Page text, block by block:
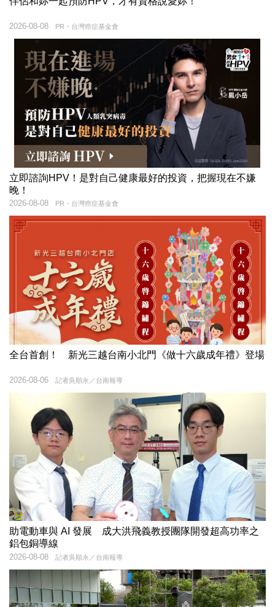
PR・台灣癌症基金會
2026-08-08
立即諮詢HPV！是對自己健康最好的投資，把握現在不嫌
晚！
PR・台灣癌症基金會
2026-08-08
全台首創！ 新光三越台南小北門《做十六歲成年禮》登場
記者吳順永／台南報導
2026-08-06
助電動車與 AI 發展 成大洪飛義教授團隊開發超高功率之
鋁包銅導線
記者吳順永／台南報導
2026-08-08